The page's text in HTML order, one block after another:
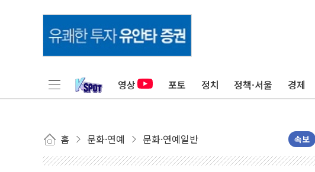
영상 포토 정치 정책·서울 경제
홈 문화·연예 문화·연예일반 속보